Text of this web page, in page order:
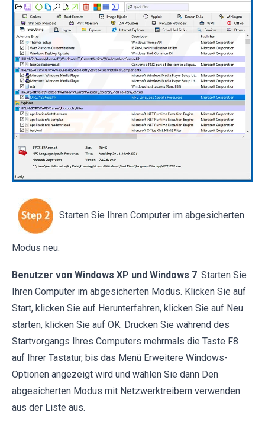
Starten Sie Ihren Computer im abgesicherten
Modus neu:
Benutzer von Windows XP und Windows 7: Starten Sie
Ihren Computer im abgesicherten Modus. Klicken Sie auf
Start, klicken Sie auf Herunterfahren, klicken Sie auf Neu
starten, klicken Sie auf OK. Drücken Sie während des
Startvorgangs Ihres Computers mehrmals die Taste F8
auf Ihrer Tastatur, bis das Menü Erweitere Windows-
Optionen angezeigt wird und wählen Sie dann Den
abgesicherten Modus mit Netzwerktreibern verwenden
aus der Liste aus.